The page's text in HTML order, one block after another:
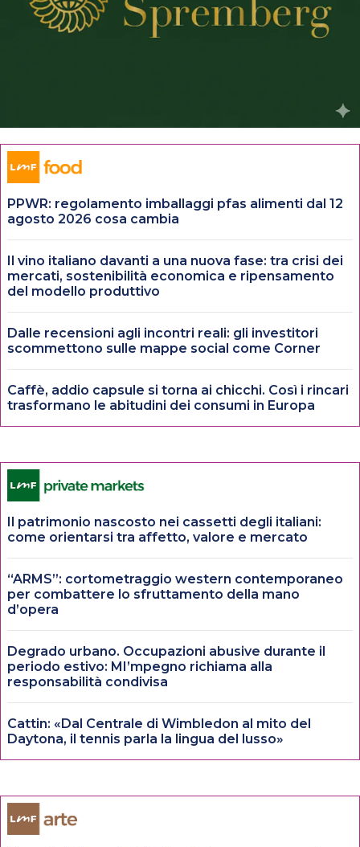
PPWR: regolamento imballaggi pfas alimenti dal 12
agosto 2026 cosa cambia
Il vino italiano davanti a una nuova fase: tra crisi dei
mercati, sostenibilità economica e ripensamento
del modello produttivo
Dalle recensioni agli incontri reali: gli investitori
scommettono sulle mappe social come Corner
Caffè, addio capsule si torna ai chicchi. Così i rincari
trasformano le abitudini dei consumi in Europa
Il patrimonio nascosto nei cassetti degli italiani:
come orientarsi tra affetto, valore e mercato
“ARMS”: cortometraggio western contemporaneo
per combattere lo sfruttamento della mano
d’opera
Degrado urbano. Occupazioni abusive durante il
periodo estivo: MI’mpegno richiama alla
responsabilità condivisa
Cattin: «Dal Centrale di Wimbledon al mito del
Daytona, il tennis parla la lingua del lusso»